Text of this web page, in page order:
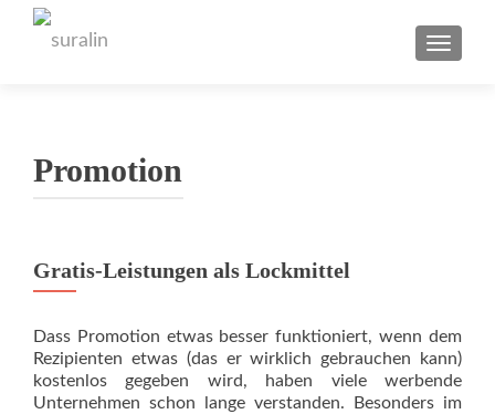
Promotion
Gratis-Leistungen als Lockmittel
Dass Promotion etwas besser funktioniert, wenn dem
Rezipienten etwas (das er wirklich gebrauchen kann)
kostenlos gegeben wird, haben viele werbende
Unternehmen schon lange verstanden. Besonders im